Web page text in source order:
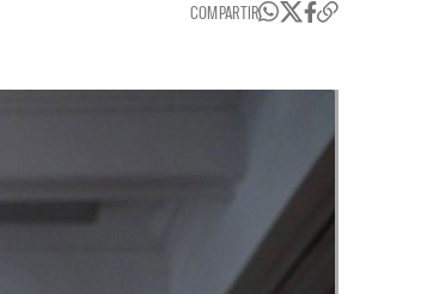
COMPARTIR